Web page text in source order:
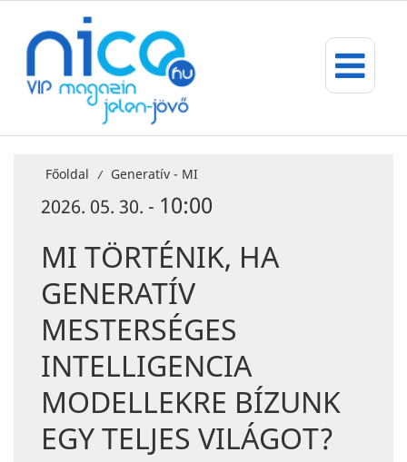
Főoldal / Generatív - MI
2026. 05. 30. - 10:00
MI TÖRTÉNIK, HA
GENERATÍV
MESTERSÉGES
INTELLIGENCIA
MODELLEKRE BÍZUNK
EGY TELJES VILÁGOT?